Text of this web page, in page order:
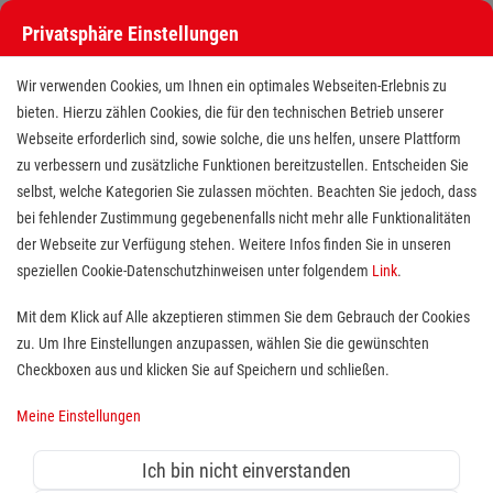
Freiwilligendienst (BFD/FSJ) im
Menüservice
Standort(e):Netphen
willkommen. Jeder findet bei uns die Tätigkeit, die ihn
besonders interessiert und gut zu ihm passt. Ein
Freiwilligendienst bei den Maltesern bietet die
Privatsphäre Einstellungen
Wir verwenden Cookies, um Ihnen ein optimales Webseiten-Erlebnis zu
bieten. Hierzu zählen Cookies, die für den technischen Betrieb unserer
Webseite erforderlich sind, sowie solche, die uns helfen, unsere Plattform
zu verbessern und zusätzliche Funktionen bereitzustellen. Entscheiden Sie
selbst, welche Kategorien Sie zulassen möchten. Beachten Sie jedoch, dass
bei fehlender Zustimmung gegebenenfalls nicht mehr alle Funktionalitäten
der Webseite zur Verfügung stehen. Weitere Infos finden Sie in unseren
speziellen Cookie-Datenschutzhinweisen unter folgendem Link.
Mit dem Klick auf Alle akzeptieren stimmen Sie dem Gebrauch der Cookies
zu. Um Ihre Einstellungen anzupassen, wählen Sie die gewünschten
Checkboxen aus und klicken Sie auf Speichern und schließen.
Meine Einstellungen
Ich bin nicht einverstanden